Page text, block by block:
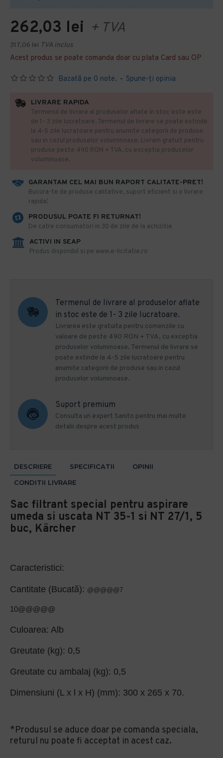
Bazată pe 0 note. - Spune-ţi opinia
262,03 lei + TVA
317,06 lei TVA inclus
Acest produs se poate comanda doar cu plata Card sau OP
GARANTAM CEL MAI BUN RAPORT CALITATE-PRET!
​Bucura-te de produse calitative, suport eficient si o livrare
rapida!
PRODUSUL POATE FI RETURNAT!
De catre consumatori in 30 de zile de la achizitie
ACTIVI IN SEAP
Produs disponibil si pe www.e-licitatie.ro
LIVRARE RAPIDA
Termenul de livrare al produselor aflate in stoc este este
de 1- 3 zile lucratoare. Termenul de livrare se poate extinde
la 4-5 zile lucratoare pentru anumite categorii de produse
sau in cazul produselor voluminoase. Livram gratuit pentru
produse peste 490 RON + TVA, cu exceptia produselor
voluminoase.
Termenul de livrare al produselor aflate
in stoc este de 1- 3 zile lucratoare.
Livrarea este gratuita pentru comenzile cu
valoare de peste 490 RON + TVA, cu exceptia
produselor voluminoase. Termenul de livrare se
poate extinde la 4-5 zile lucratoare pentru
anumite categorii de produse sau in cazul
produselor voluminoase.
Suport premium
Consulta un expert Sanito pentru mai multe
detalii despre acest produs
DESCRIERE SPECIFICATII
OPINII
CONDITII LIVRARE
Sac filtrant special pentru aspirare
umeda si uscata NT 35-1 si NT 27/1, 5
buc, Kärcher
Caracteristici:
Cantitate (Bucată): @@@@@7
10@@@@@
Culoarea: Alb
Greutate (kg): 0,5
Greutate cu ambalaj (kg): 0,5
Dimensiuni (L x l x H) (mm): 300 x 265 x 70.
*Produsul se aduce doar pe comanda speciala,
returul nu poate fi acceptat in acest caz.